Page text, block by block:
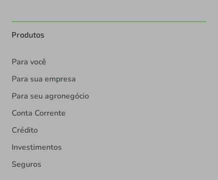
Produtos
Para você
Para sua empresa
Para seu agronegócio
Conta Corrente
Crédito
Investimentos
Seguros